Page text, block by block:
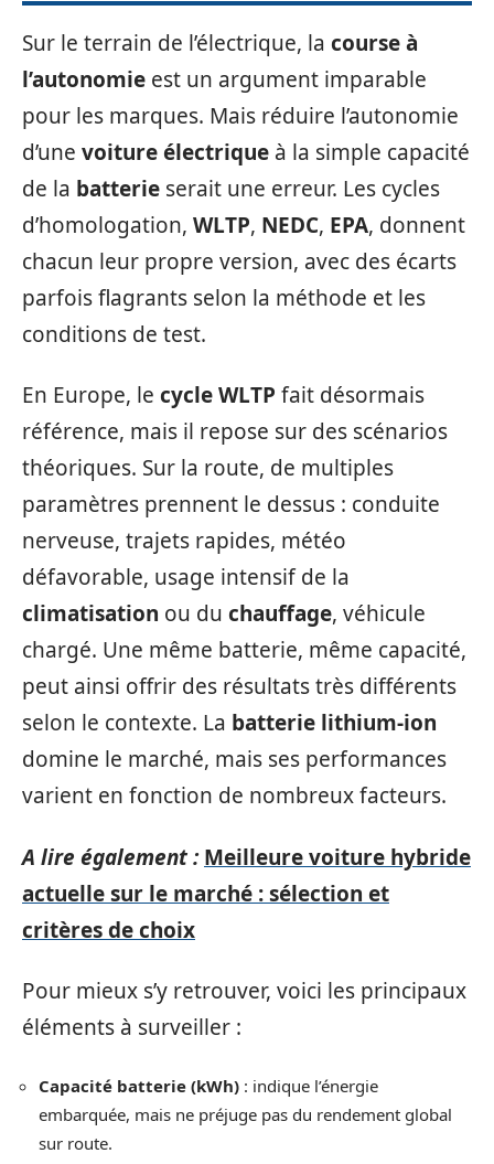
Sur le terrain de l’électrique, la course à
l’autonomie est un argument imparable
pour les marques. Mais réduire l’autonomie
d’une voiture électrique à la simple capacité
de la batterie serait une erreur. Les cycles
d’homologation, WLTP, NEDC, EPA, donnent
chacun leur propre version, avec des écarts
parfois flagrants selon la méthode et les
conditions de test.
En Europe, le cycle WLTP fait désormais
référence, mais il repose sur des scénarios
théoriques. Sur la route, de multiples
paramètres prennent le dessus : conduite
nerveuse, trajets rapides, météo
défavorable, usage intensif de la
climatisation ou du chauffage, véhicule
chargé. Une même batterie, même capacité,
peut ainsi offrir des résultats très différents
selon le contexte. La batterie lithium-ion
domine le marché, mais ses performances
varient en fonction de nombreux facteurs.
A lire également : Meilleure voiture hybride
actuelle sur le marché : sélection et
critères de choix
Pour mieux s’y retrouver, voici les principaux
éléments à surveiller :
Capacité batterie (kWh) : indique l’énergie
embarquée, mais ne préjuge pas du rendement global
sur route.